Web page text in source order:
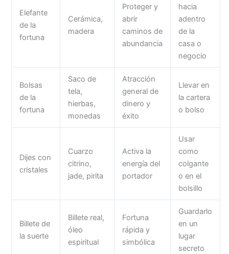
Elefante
de la
fortuna
Cerámica,
madera
Proteger y
abrir
caminos de
abundancia
hacia
adentro
de la
casa o
negocio
Bolsas
de la
fortuna
Saco de
tela,
hierbas,
monedas
Atracción
general de
dinero y
éxito
Llevar en
la cartera
o bolso
Dijes con
cristales
Cuarzo
citrino,
jade, pirita
Activa la
energía del
portador
Usar
como
colgante
o en el
bolsillo
Billete de
la suerte
Billete real,
óleo
espiritual
Fortuna
rápida y
simbólica
Guardarlo
en un
lugar
secreto